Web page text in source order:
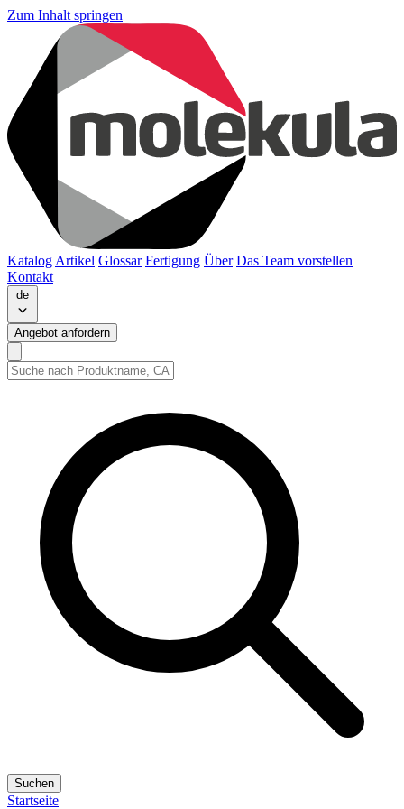
Zum Inhalt springen
Katalog Artikel Glossar Fertigung Über Das Team vorstellen
Kontakt
de
Angebot anfordern
Suchen
Startseite